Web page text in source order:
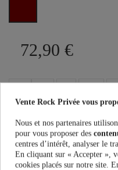
72,90 €
Plus que100,00 € et la
Vente Rock Privée vous
Nous et nos partenaires
pour vous proposer des
centres d’intérêt, analyser le
En cliquant sur « Accepter »,
cookies placés sur notre site.